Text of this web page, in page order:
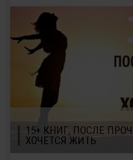
15+ КНИГ, ПОСЛЕ
ХОЧЕТСЯ ЖИТЬ